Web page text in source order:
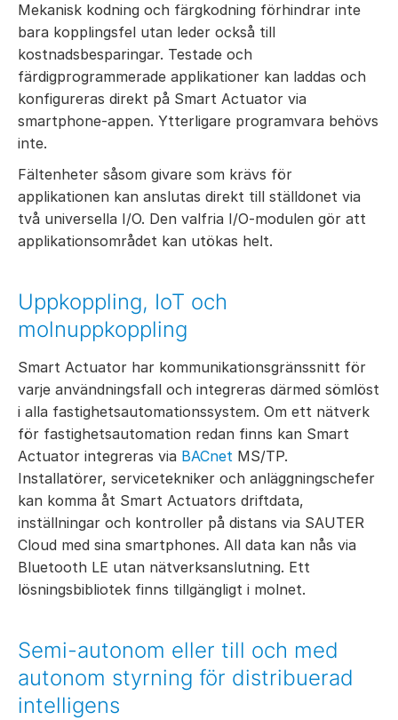
Mekanisk kodning och färgkodning förhindrar inte
bara kopplingsfel utan leder också till
kostnadsbesparingar. Testade och
färdigprogrammerade applikationer kan laddas och
konfigureras direkt på Smart Actuator via
smartphone-appen. Ytterligare programvara behövs
inte.
Fältenheter såsom givare som krävs för
applikationen kan anslutas direkt till ställdonet via
två universella I/O. Den valfria I/O-modulen gör att
applikationsområdet kan utökas helt.
Uppkoppling, IoT och
molnuppkoppling
Smart Actuator har kommunikationsgränssnitt för
varje användningsfall och integreras därmed sömlöst
i alla fastighetsautomationssystem. Om ett nätverk
för fastighetsautomation redan finns kan Smart
Actuator integreras via BACnet MS/TP.
Installatörer, servicetekniker och anläggningschefer
kan komma åt Smart Actuators driftdata,
inställningar och kontroller på distans via SAUTER
Cloud med sina smartphones. All data kan nås via
Bluetooth LE utan nätverksanslutning. Ett
lösningsbibliotek finns tillgängligt i molnet.
Semi-autonom eller till och med
autonom styrning för distribuerad
intelligens